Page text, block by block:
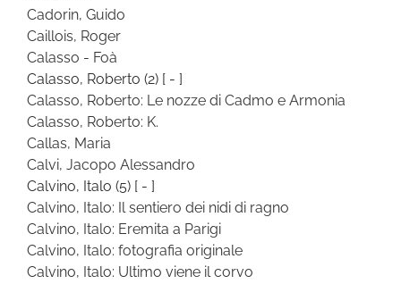
Cadorin, Guido
Caillois, Roger
Calasso - Foà
Calasso, Roberto (2) [ - ]
Calasso, Roberto: Le nozze di Cadmo e Armonia
Calasso, Roberto: K.
Callas, Maria
Calvi, Jacopo Alessandro
Calvino, Italo (5) [ - ]
Calvino, Italo: Il sentiero dei nidi di ragno
Calvino, Italo: Eremita a Parigi
Calvino, Italo: fotografia originale
Calvino, Italo: Ultimo viene il corvo